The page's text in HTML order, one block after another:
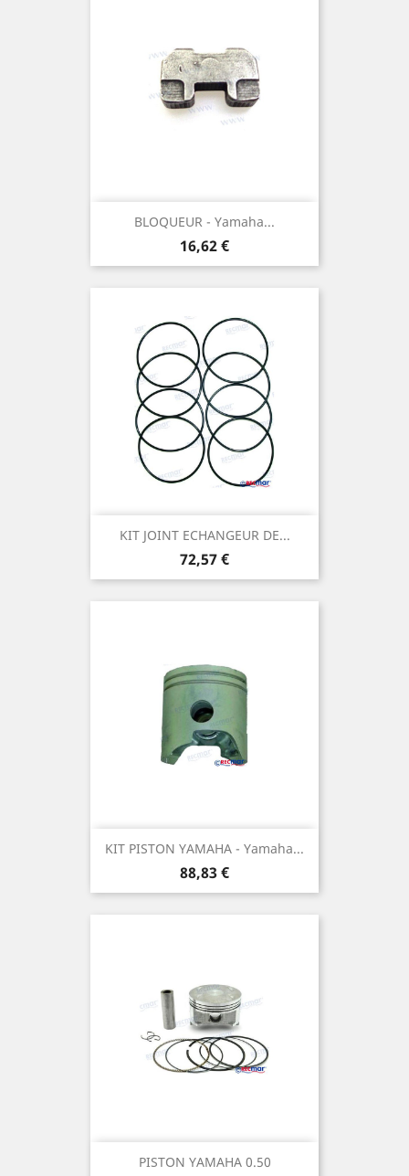
BLOQUEUR - Yamaha...
Prix
16,62 €
KIT JOINT ECHANGEUR DE...
Prix
72,57 €
KIT PISTON YAMAHA - Yamaha...
Prix
88,83 €
PISTON YAMAHA 0.50